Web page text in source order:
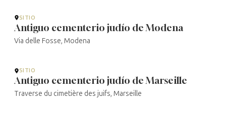
SITIO
Antiguo cementerio judío de Modena
Via delle Fosse, Modena
SITIO
Antiguo cementerio judío de Marseille
Traverse du cimetière des juifs, Marseille